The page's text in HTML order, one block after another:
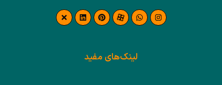
لینک‌های مفید